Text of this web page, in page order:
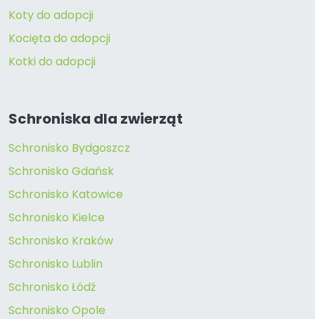
Koty do adopcji
Kocięta do adopcji
Kotki do adopcji
Schroniska dla zwierząt
Schronisko Bydgoszcz
Schronisko Gdańsk
Schronisko Katowice
Schronisko Kielce
Schronisko Kraków
Schronisko Lublin
Schronisko Łódź
Schronisko Opole